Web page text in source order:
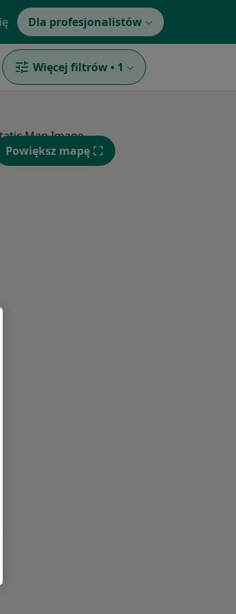
Dla profesjonalistów
Więcej filtrów • 1
Powiększ mapę